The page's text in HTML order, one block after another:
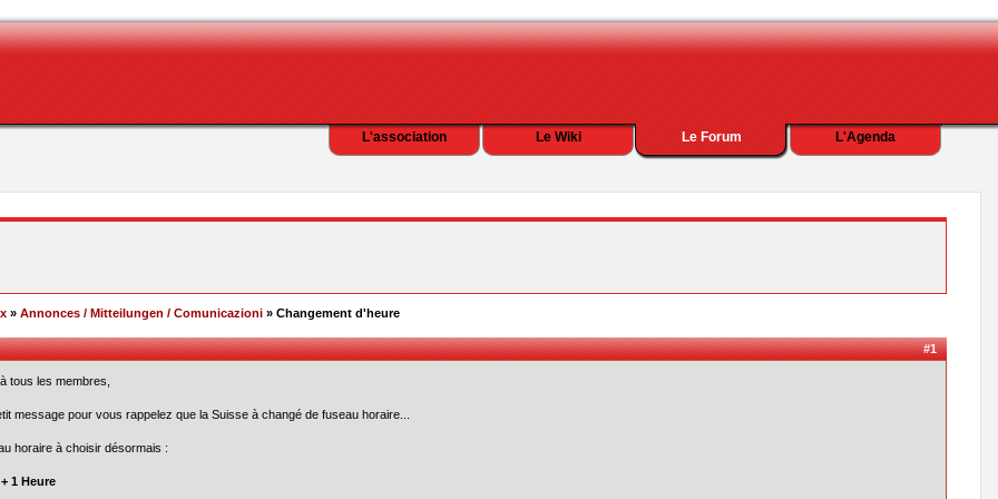
L'Agenda
Le Forum
Le Wiki
L'association
» Annonces / Mitteilungen / Comunicazioni » Changement d'heure
#1
tous les membres,
message pour vous rappelez que la Suisse à changé de fuseau horaire...
horaire à choisir désormais :
1 Heure